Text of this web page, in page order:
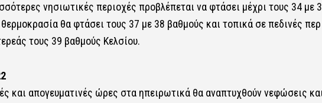
νησιωτικές περιοχές προβλέπεται να φτάσει μέχρι τους 34 με
θα φτάσει τους 37 με 38 βαθμούς και τοπικά σε πεδινές
τους 39 βαθμούς Κελσίου.
και απογευματινές ώρες στα ηπειρωτικά θα αναπτυχθούν νεφώσεις